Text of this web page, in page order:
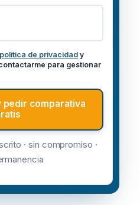
política de privacidad y
para gestionar
pedir comparativa
· sin compromiso ·